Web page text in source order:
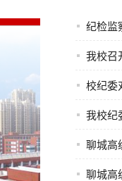
纪检监
我校召
校纪委
我校纪
聊城高
聊城高